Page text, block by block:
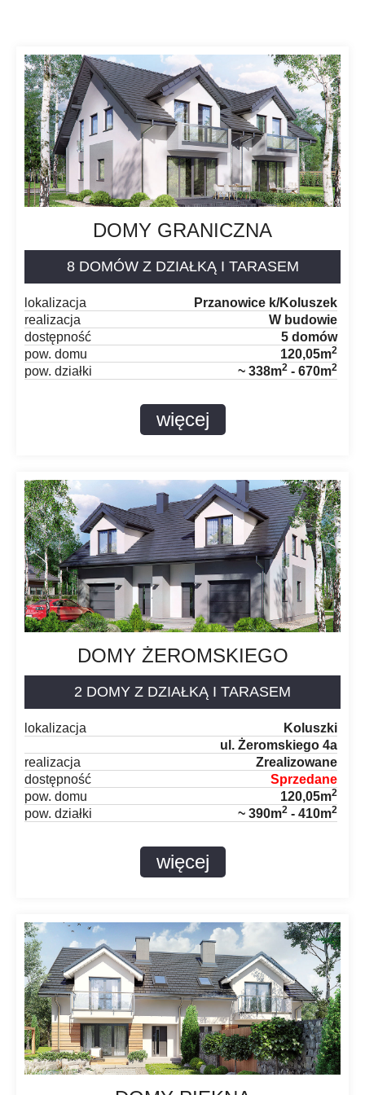
DOMY GRANICZNA
8 DOMÓW Z DZIAŁKĄ I TARASEM
lokalizacja
Przanowice k/Koluszek
realizacja
W budowie
dostępność
5 domów
pow. domu
120,05m2
pow. działki ~ 338m2 - 670m2
więcej
DOMY ŻEROMSKIEGO
2 DOMY Z DZIAŁKĄ I TARASEM
lokalizacja
Koluszki
ul. Żeromskiego 4a
realizacja
Zrealizowane
dostępność
Sprzedane
pow. domu
120,05m2
pow. działki ~ 390m2 - 410m2
więcej